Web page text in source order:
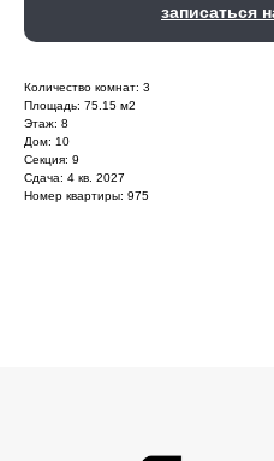
записаться
Количество комнат: 3
Площадь: 75.15 м2
Этаж: 8
Дом: 10
Секция: 9
Сдача: 4 кв. 2027
Номер квартиры: 975